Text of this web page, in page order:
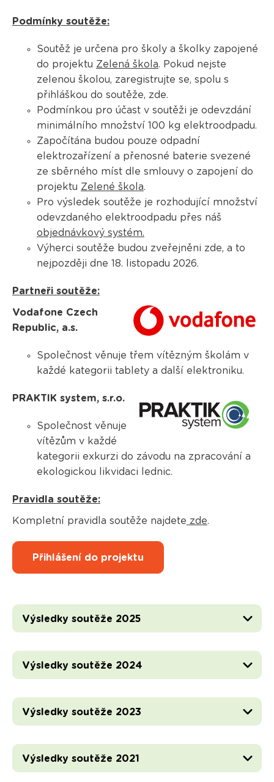
Podmínky soutěže:
Soutěž je určena pro školy a školky zapojené
do projektu Zelená škola. Pokud nejste
zelenou školou, zaregistrujte se, spolu s
přihláškou do soutěže, zde.
Podmínkou pro účast v soutěži je odevzdání
minimálního množství 100 kg elektroodpadu.
Započítána budou pouze odpadní
elektrozařízení a přenosné baterie svezené
ze sběrného míst dle smlouvy o zapojení do
projektu Zelené škola.
Pro výsledek soutěže je rozhodující množství
odevzdaného elektroodpadu přes náš
objednávkový systém.
Výherci soutěže budou zveřejněni zde, a to
nejpozději dne 18. listopadu 2026.
Partneři soutěže:
Vodafone Czech
Republic, a.s.
Společnost věnuje třem vítězným školám v
každé kategorii tablety a další elektroniku.
PRAKTIK system, s.r.o.
Společnost věnuje
vítězům v každé
kategorii exkurzi do závodu na zpracování a
ekologickou likvidaci lednic.
Pravidla soutěže:
Kompletní pravidla soutěže najdete zde.
Přihlášení do projektu
Výsledky soutěže 2025
Výsledky soutěže 2024
Výsledky soutěže 2023
Výsledky soutěže 2021